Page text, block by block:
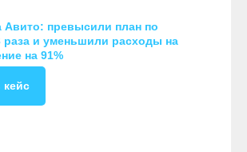
Авито: превысили план по
раза и уменьшили расходы на
на 91%
кейс